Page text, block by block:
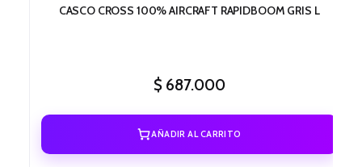
CASCO CROSS 100% AIRCRAFT RAPIDBOOM GRIS L
$687.000
AÑADIR AL CARRITO